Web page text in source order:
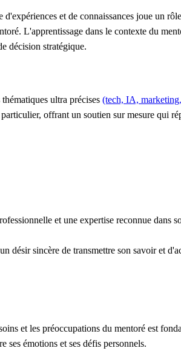
et de connaissances joue un
L'apprentissage dans le contexte du
décision stratégique.
ultra précises (tech, IA,
offrant un soutien sur mesure qui
et une expertise reconnue dans
désir sincère de transmettre son savoir et
et les préoccupations du mentoré est
ses émotions et ses défis personnels.